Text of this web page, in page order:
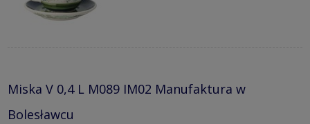
Miska V 0,4 L M089 IM02 Manufaktura w
Bolesławcu